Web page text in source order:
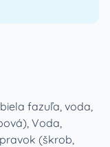
fazuľa, voda,
Voda,
(škrob,